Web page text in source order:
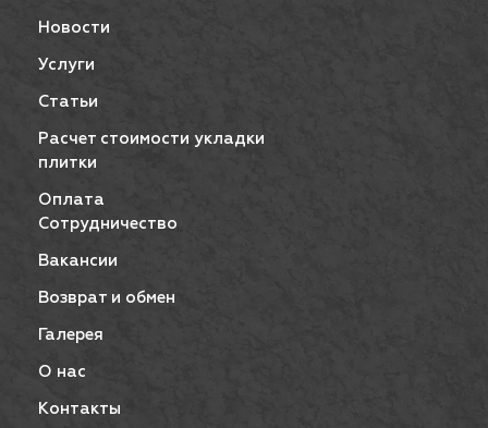
Новости
Услуги
Статьи
Расчет стоимости укладки
плитки
Оплата
Сотрудничество
Вакансии
Возврат и обмен
Галерея
О нас
Контакты